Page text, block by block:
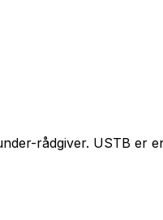
rådgiver. USTB er